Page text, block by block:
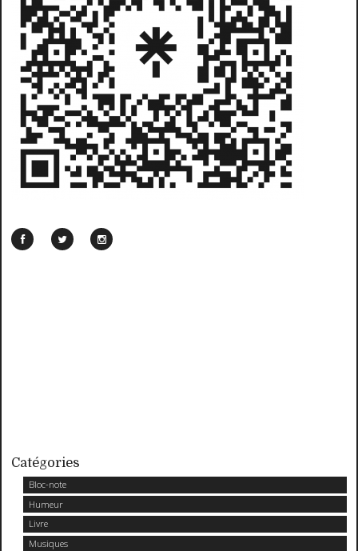
Catégories
Bloc-note
Humeur
Livre
Musiques